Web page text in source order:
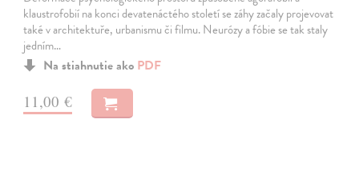
klaustrofobií na konci devatenáctého století se záhy začaly projevovat
také v architektuře, urbanismu či filmu. Neurózy a fóbie se tak staly
jedním…
Na stiahnutie ako PDF
11,00 €